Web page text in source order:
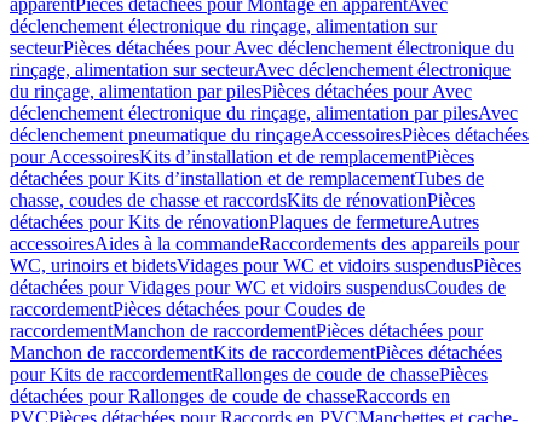
apparentPièces détachées pour Montage en apparentAvec
déclenchement électronique du rinçage, alimentation sur
secteurPièces détachées pour Avec déclenchement électronique du
rinçage, alimentation sur secteurAvec déclenchement électronique
du rinçage, alimentation par pilesPièces détachées pour Avec
déclenchement électronique du rinçage, alimentation par pilesAvec
déclenchement pneumatique du rinçageAccessoiresPièces détachées
pour AccessoiresKits d’installation et de remplacementPièces
détachées pour Kits d’installation et de remplacementTubes de
chasse, coudes de chasse et raccordsKits de rénovationPièces
détachées pour Kits de rénovationPlaques de fermetureAutres
accessoiresAides à la commandeRaccordements des appareils pour
WC, urinoirs et bidetsVidages pour WC et vidoirs suspendusPièces
détachées pour Vidages pour WC et vidoirs suspendusCoudes de
raccordementPièces détachées pour Coudes de
raccordementManchon de raccordementPièces détachées pour
Manchon de raccordementKits de raccordementPièces détachées
pour Kits de raccordementRallonges de coude de chassePièces
détachées pour Rallonges de coude de chasseRaccords en
PVCPièces détachées pour Raccords en PVCManchettes et cache-